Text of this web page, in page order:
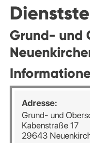
Grund- und
Adresse:
Grund- und
Kabenstraße 17
29643